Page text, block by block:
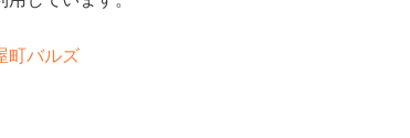
町バルズ